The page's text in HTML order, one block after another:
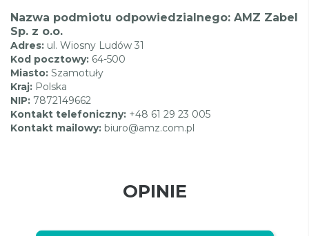
Nazwa podmiotu odpowiedzialnego: AMZ Zabel
Sp. z o.o.
Adres: ul. Wiosny Ludów 31
Kod pocztowy: 64-500
Miasto: Szamotuły
Kraj: Polska
NIP: 7872149662
Kontakt telefoniczny: +48 61 29 23 005
Kontakt mailowy: biuro@amz.com.pl
OPINIE